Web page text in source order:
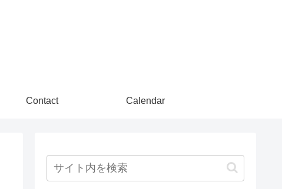
Contact Calendar